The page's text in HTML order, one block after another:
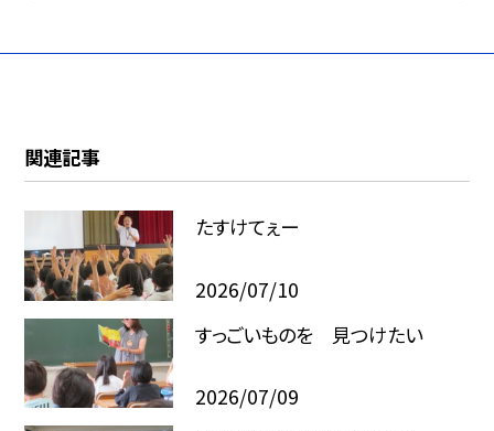
関連記事
たすけてぇー
2026/07/10
すっごいものを 見つけたい
2026/07/09